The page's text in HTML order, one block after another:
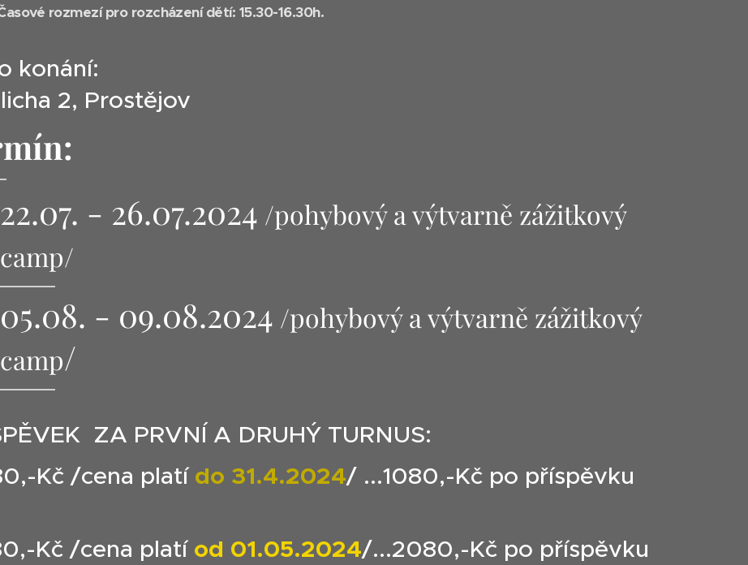
rozmezí pro rozcházení dětí: 15.30-16.30h.
konání:
2, Prostějov
22.07. - 26.07.2024 /pohybový a výtvarně zážitkový
camp/
05.08. - 09.08.2024 /pohybový a výtvarně zážitkový
camp/
ZA PRVNÍ A DRUHÝ TURNUS:
Kč /cena platí do 31.4.2024/ ...1080,-Kč po příspěvku
Kč /cena platí od 01.05.2024/...2080,-Kč po příspěvku